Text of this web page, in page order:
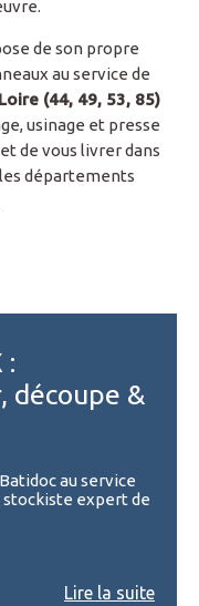
de son propre
au service de
(44, 49, 53, 85)
usinage et presse
de vous livrer dans
départements
:
découpe &
au service
stockiste expert de
Lire la suite